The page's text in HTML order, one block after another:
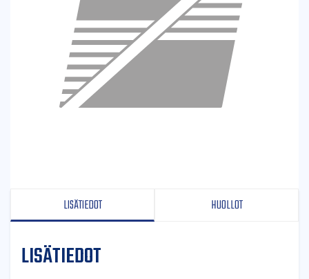
LISÄTIEDOT HUOLLOT
LISÄTIEDOT